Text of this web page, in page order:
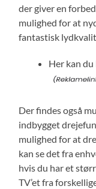
der giver en
mulighed for at
fantastisk
Her kan
Der findes også
indbygget
mulighed for at
kan se det fra
hvis du har et
TV’et fra